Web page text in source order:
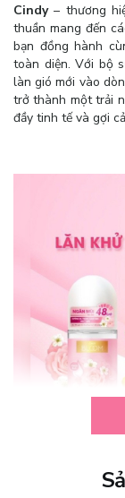
Cindy– thương
thuần mang đến
bạn đồng hành
toàn diện. Với bộ
làn gió mới vào
trở thành một trải
đầy tinh tế và gợi